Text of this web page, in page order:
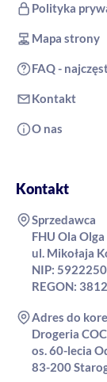
Polityka
Mapa strony
FAQ -
Kontakt
O nas
Kontakt
Sprzedawca
FHU Ola
ul. Mikołaja
NIP:
REGON:
Adres do
Drogeria
os. 60-lecia
83-200